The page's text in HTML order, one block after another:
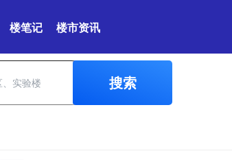
楼笔记 楼市资讯
搜索